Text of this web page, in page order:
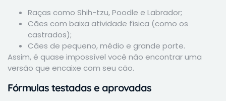
Raças como Shih-tzu, Poodle e Labrador;
Cães com baixa atividade física (como os
castrados);
Cães de pequeno, médio e grande porte.
Assim, é quase impossível você não encontrar uma
versão que encaixe com seu cão.
Fórmulas testadas e aprovadas